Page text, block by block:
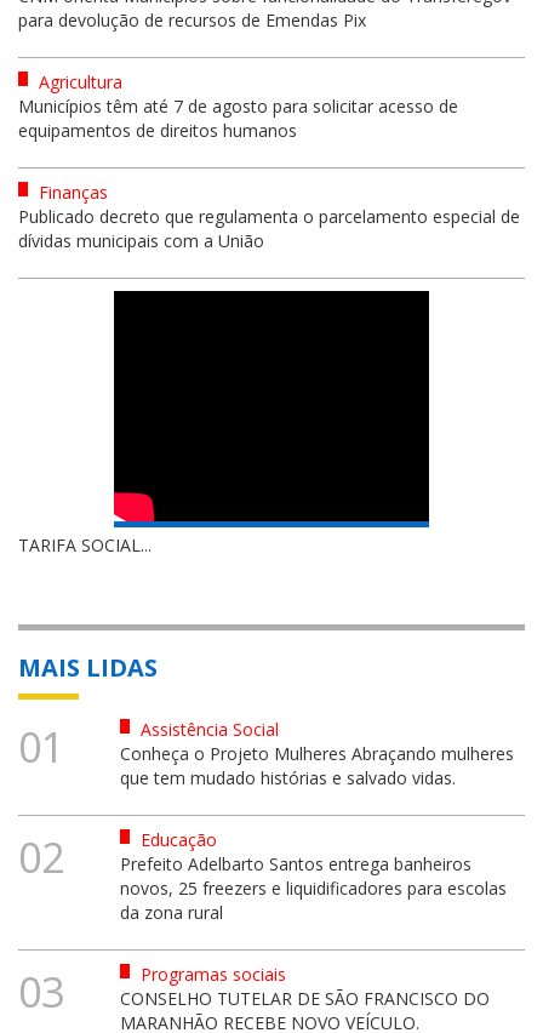
para devolução de recursos de Emendas Pix
Agricultura
Municípios têm até 7 de agosto para solicitar acesso de
equipamentos de direitos humanos
Finanças
Publicado decreto que regulamenta o parcelamento especial de
dívidas municipais com a União
TARIFA SOCIAL...
MAIS LIDAS
01
Assistência Social
Conheça o Projeto Mulheres Abraçando mulheres
que tem mudado histórias e salvado vidas.
02
Educação
Prefeito Adelbarto Santos entrega banheiros
novos, 25 freezers e liquidificadores para escolas
da zona rural
03
Programas sociais
CONSELHO TUTELAR DE SÃO FRANCISCO DO
MARANHÃO RECEBE NOVO VEÍCULO.